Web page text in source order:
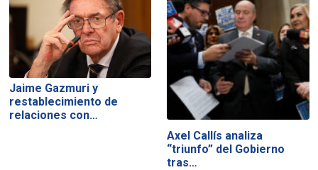
Jaime Gazmuri y
restablecimiento de
relaciones con…
Axel Callís analiza
“triunfo” del Gobierno
tras…